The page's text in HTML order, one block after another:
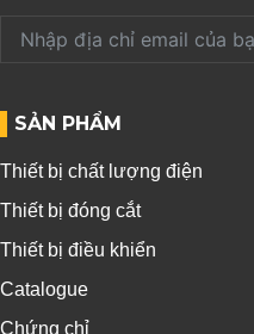
SẢN PHẨM
Thiết bị chất lượng điện
Thiết bị đóng cắt
Thiết bị điều khiển
Catalogue
Chứng chỉ